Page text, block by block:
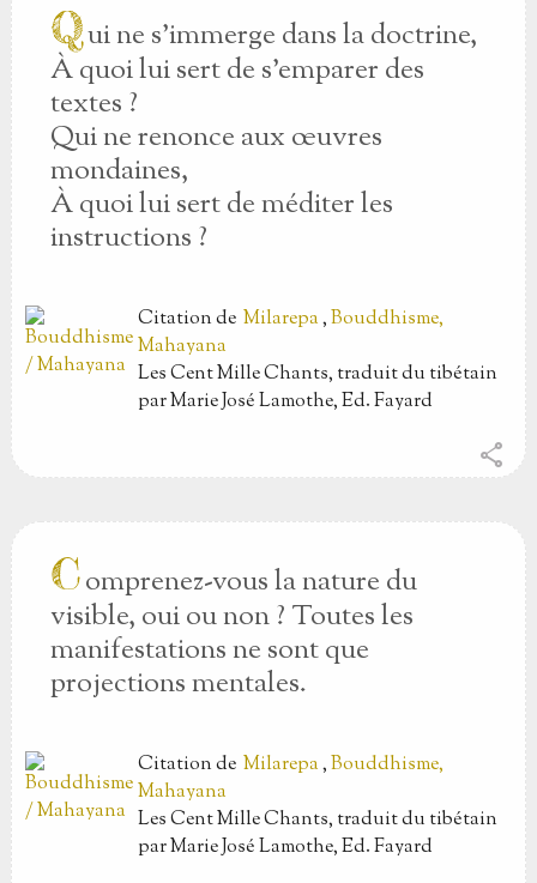
Qui ne s’immerge dans la doctrine,
À quoi lui sert de s’emparer des
textes ?
Qui ne renonce aux œuvres
mondaines,
À quoi lui sert de méditer les
instructions ?
Citationde Milarepa,Bouddhisme,
Mahayana
Les Cent Mille Chants, traduit du tibétain
par Marie José Lamothe, Ed. Fayard
share
Comprenez-vous la nature du
visible, oui ou non ? Toutes les
manifestations ne sont que
projections mentales.
Citationde Milarepa,Bouddhisme,
Mahayana
Les Cent Mille Chants, traduit du tibétain
par Marie José Lamothe, Ed. Fayard